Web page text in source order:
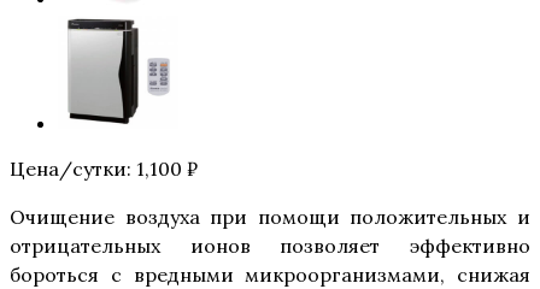
Цена/сутки: 1,100 ₽
Очищение воздуха при помощи положительных и
отрицательных ионов позволяет эффективно
бороться с вредными микроорганизмами, снижая